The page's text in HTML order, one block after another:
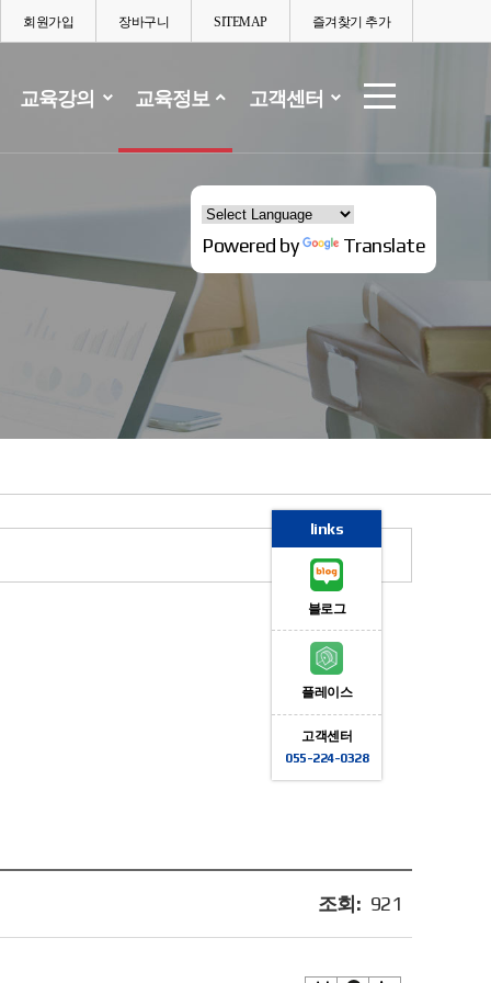
회원가입 장바구니 SITEMAP 즐겨찾기 추가
Powered by Translate
교육강의 교육정보 고객센터
조회: 921
links
블로그
플레이스
고객센터
055-224-0328